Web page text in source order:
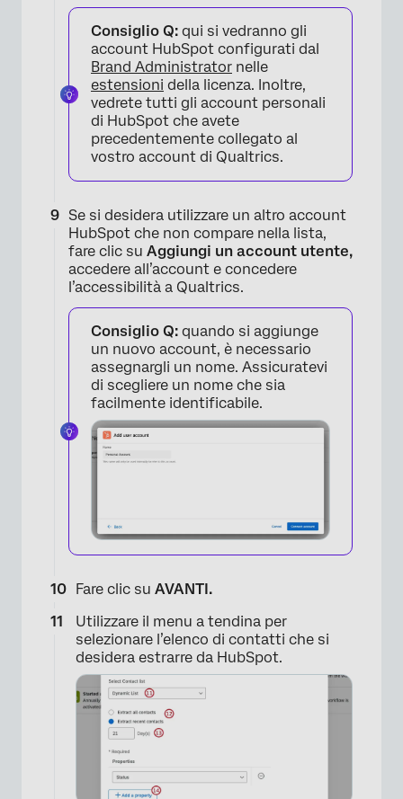
×
Consiglio Q: qui si vedranno gli
account HubSpot configurati dal
Brand Administrator nelle
estensioni della licenza. Inoltre,
vedrete tutti gli account personali
di HubSpot che avete
precedentemente collegato al
vostro account di Qualtrics.
Se si desidera utilizzare un altro account
HubSpot che non compare nella lista,
fare clic su Aggiungi un account utente,
accedere all’account e concedere
l’accessibilità a Qualtrics.
Consiglio Q: quando si aggiunge
un nuovo account, è necessario
assegnargli un nome. Assicuratevi
di scegliere un nome che sia
facilmente identificabile.
Fare clic su AVANTI.
Utilizzare il menu a tendina per
selezionare l’elenco di contatti che si
desidera estrarre da HubSpot.